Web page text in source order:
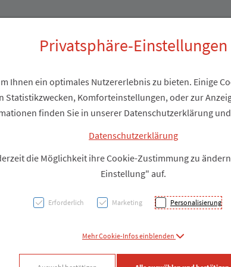
PZN:
Privatsphäre-Einstellungen
Ihnen ein optimales Nutzererlebnis zu bieten. Einige
Statistikzwecken, Komforteinstellungen, oder zur
finden Sie in unserer Datenschutzerklärung
Datenschutzerklärung
die Möglichkeit ihre Cookie-Zustimmung zu
Einstellung" auf.
Erforderlich Marketing Personalisierung
Mehr Cookie-Infos einblenden